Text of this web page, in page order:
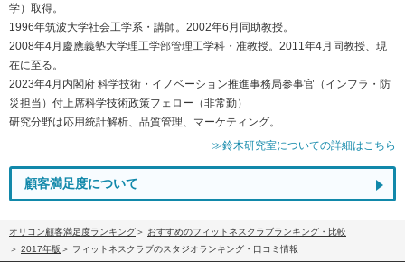
学）取得。
1996年筑波大学社会工学系・講師。2002年6月同助教授。
2008年4月慶應義塾大学理工学部管理工学科・准教授。2011年4月同教授、現
在に至る。
2023年4月内閣府 科学技術・イノベーション推進事務局参事官（インフラ・防
災担当）付上席科学技術政策フェロー（非常勤）
研究分野は応用統計解析、品質管理、マーケティング。
≫鈴木研究室についての詳細はこちら
顧客満足度について
オリコン顧客満足度ランキング
おすすめのフィットネスクラブランキング・比較
2017年版
フィットネスクラブのスタジオランキング・口コミ情報